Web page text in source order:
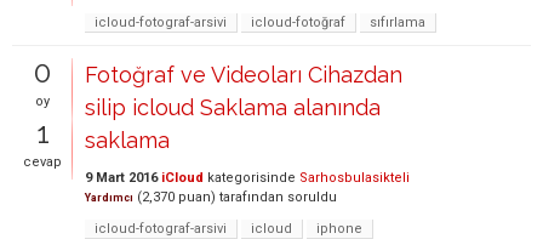
icloud-fotograf-arsivi
icloud-fotoğraf sıfırlama
0
oy
1
cevap
Fotoğraf ve Videoları Cihazdan
silip icloud Saklama alanında
saklama
9 Mart 2016 iCloud kategorisinde Sarhosbulasikteli
Yardımcı (2,370 puan) tarafından soruldu
icloud-fotograf-arsivi
icloud
iphone